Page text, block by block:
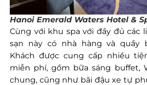
Hanoi Emerald Waters Hotel &
Cùng với khu spa với đầy đủ các
sạn này có nhà hàng và quầy
Khách được cung cấp nhiều
miễn phí, gồm bữa sáng buffet,
chung, cũng như bãi đậu xe tự